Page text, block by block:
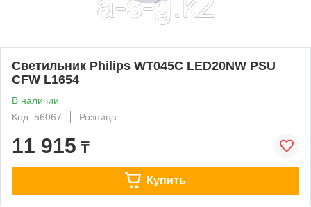
Cветильник Philips WT045C LED20NW PSU
CFW L1654
В наличии
Код: 56067
Розница
11 915 ₸
Купить